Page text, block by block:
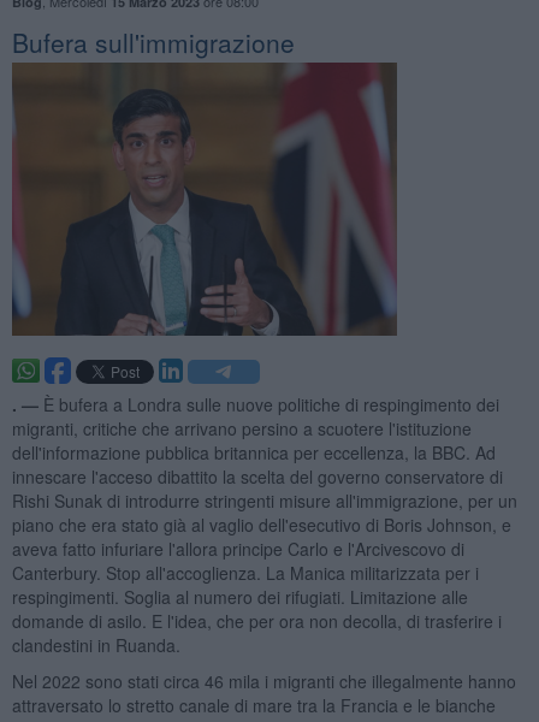
Bufera sull'immigrazione
. — È bufera a Londra sulle nuove politiche di respingimento dei
migranti, critiche che arrivano persino a scuotere l'istituzione
dell'informazione pubblica britannica per eccellenza, la BBC. Ad
innescare l'acceso dibattito la scelta del governo conservatore di
Rishi Sunak di introdurre stringenti misure all'immigrazione, per un
piano che era stato già al vaglio dell'esecutivo di Boris Johnson, e
aveva fatto infuriare l'allora principe Carlo e l'Arcivescovo di
Canterbury. Stop all'accoglienza. La Manica militarizzata per i
respingimenti. Soglia al numero dei rifugiati. Limitazione alle
domande di asilo. E l'idea, che per ora non decolla, di trasferire i
clandestini in Ruanda.
Nel 2022 sono stati circa 46 mila i migranti che illegalmente hanno
attraversato lo stretto canale di mare tra la Francia e le bianche